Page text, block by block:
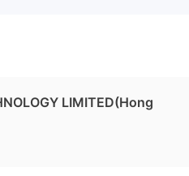
LIMITED(Hong